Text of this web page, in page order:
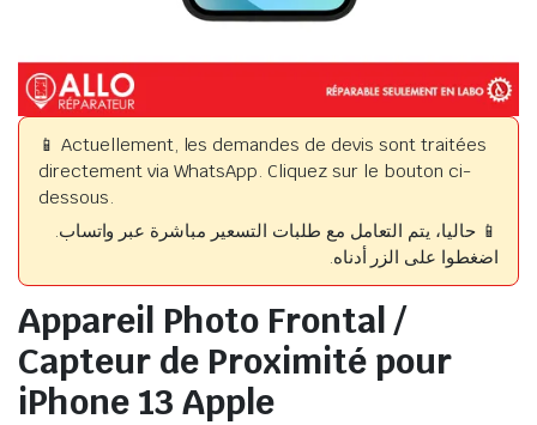
📱 Actuellement, les demandes de devis sont traitées
directement via WhatsApp. Cliquez sur le bouton ci-
dessous.
📱 حاليا، يتم التعامل مع طلبات التسعير مباشرة عبر واتساب.
اضغطوا على الزر أدناه.
Appareil Photo Frontal /
Capteur de Proximité pour
iPhone 13 Apple